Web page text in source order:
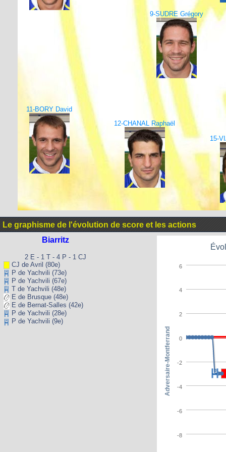
9-SUDRE Grégory
11-BORY David
12-CHANAL Raphaël
15-
Le graphisme de l'évolution de score et les actions
Biarritz
2 E - 1 T - 4 P - 1 CJ
CJ de Avril (80e)
P de Yachvili (73e)
P de Yachvili (67e)
T de Yachvili (48e)
E de Brusque (48e)
E de Bernat-Salles (42e)
P de Yachvili (28e)
P de Yachvili (9e)
-8
-6
-4
-2
0
2
4
6
Adversaire-Montferrand